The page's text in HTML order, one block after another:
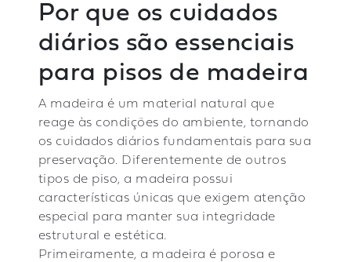
Por que os cuidados
diários são essenciais
para pisos de madeira
A madeira é um material natural que
reage às condições do ambiente, tornando
os cuidados diários fundamentais para sua
preservação. Diferentemente de outros
tipos de piso, a madeira possui
características únicas que exigem atenção
especial para manter sua integridade
estrutural e estética.
Primeiramente, a madeira é porosa e